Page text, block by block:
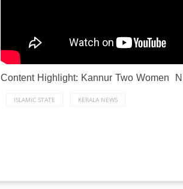
Content Highlight: Kannur Two Women
ISLAMIC STATE KERALA NEWS